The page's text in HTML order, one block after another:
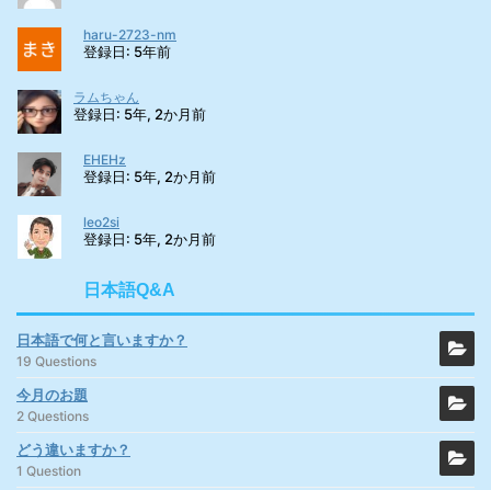
haru-2723-nm
登録日: 5年前
ラムちゃん
登録日: 5年, 2か月前
EHEHz
登録日: 5年, 2か月前
leo2si
登録日: 5年, 2か月前
日本語Q&A
日本語で何と言いますか？
19 Questions
今月のお題
2 Questions
どう違いますか？
1 Question